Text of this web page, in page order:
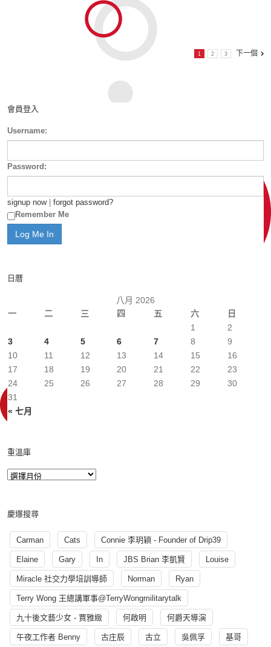
1 2 3 下一個
會員登入
Username:
Password:
signup now| forgot password?
Remember Me
日曆
八月 2026
一
二 三 四 五 六 日
« 七月
1
2
3
4 5 6 7 8
9
10
11 12 13 14 15
16
17
18 19 20 21 22
23
24
25 26 27 28 29
30
31
重溫庫
慶爆搜尋
Carman Cats Connie 李玥穎 - Founder of Drip39
Elaine Gary In JBS Brian 李凱賢 Louise
Miracle 社交力學培訓導師 Norman Ryan
Terry Wong 王總講軍事@TerryWongmilitarytalk
九十後文藝少女 - 賈雅緻 何啟明 何爵天導演
午夜工作者 Benny 古庄辰 古立 吳佩孚 基哥